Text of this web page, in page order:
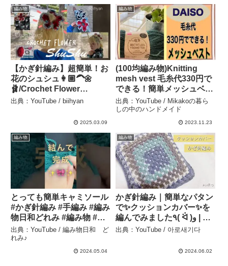
編み物
【かぎ針編み】超簡単！お
花のシュシュ👩🏼‍🦱🌼
🩰/Crochet Flower
ShuShu ٩꒰ ˘ ³˘꒱۶~♡❤︎*｡ﾟ –
出典：YouTube / biihyan
2025.03.09
編み物
(100均編み物)Knitting
mesh vest 毛糸代330円で
できる！簡単メッシュベス
ト – Mikakoの暮らしの中
のハンドメイド
出典：YouTube / Mikakoの暮ら
しの中のハンドメイド
2023.11.23
編み物
とっても簡単キャミソール
#かぎ針編み #手編み #編み
物日和どれみ #編み物 #セ
リア毛糸 #100均毛糸 – 編
み物日和 どれみ♪
出典：YouTube / 編み物日和 ど
れみ♪
2024.05.04
編み物
かぎ針編み｜簡単なパタン
で✨クッションカバー✨を
編んでみました٩( ᐛ )و | ダ
イソーの毛糸🧵 – 아로새기
出典：YouTube / 아로새기다
2024.06.02